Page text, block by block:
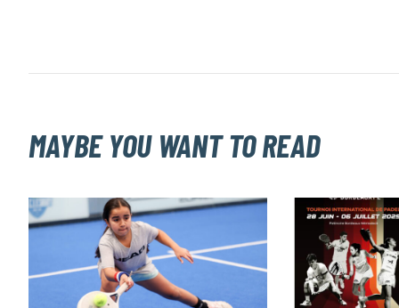
MAYBE YOU WANT TO READ